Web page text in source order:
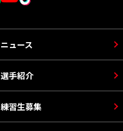
選手紹介
ニュース
練習生募集